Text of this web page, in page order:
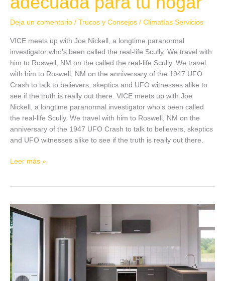
Deja un comentario / Trucos y Consejos / Climatías Servicios
VICE meets up with Joe Nickell, a longtime paranormal
investigator who’s been called the real-life Scully. We travel with
him to Roswell, NM on the called the real-life Scully. We travel
with him to Roswell, NM on the anniversary of the 1947 UFO
Crash to talk to believers, skeptics and UFO witnesses alike to
see if the truth is really out there. VICE meets up with Joe
Nickell, a longtime paranormal investigator who’s been called
the real-life Scully. We travel with him to Roswell, NM on the
anniversary of the 1947 UFO Crash to talk to believers, skeptics
and UFO witnesses alike to see if the truth is really out there.
Leer más »
Aerotermia:
Bienvenidos
a
la
climatización
del
siglo